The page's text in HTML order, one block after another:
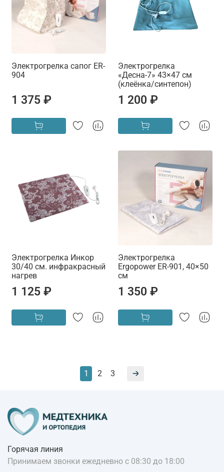
Электрогрелка сапог ER-
904
1 375 ₽
Электрогрелка
«Десна-7» 43×47 см
(клеёнка/синтепон)
1 200 ₽
Электрогрелка Инкор
30/40 см. инфракрасный
нагрев
1 125 ₽
Электрогрелка
Ergopower ER-901, 40×50
см
1 350 ₽
1 2 3
Горячая линия
Принимаем звонки ежедневно с 08:30 до 18:00